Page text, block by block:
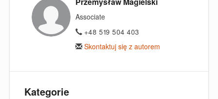
Associate
+48 519 504 403
Skontaktuj się z autorem
Kategorie